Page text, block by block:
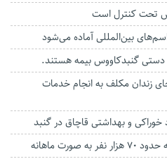
تحت کنترل است
بین‌المللی آماده می‌شود
زندان مکلف به انجام خدمات
ماهانه